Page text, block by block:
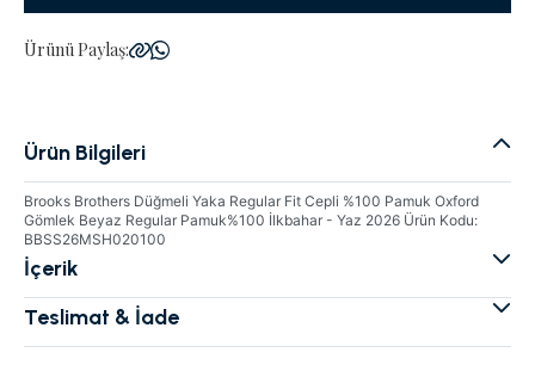
Ürünü Paylaş:
Ürün Bilgileri
Brooks Brothers Düğmeli Yaka Regular Fit Cepli %100 Pamuk Oxford
Gömlek Beyaz Regular Pamuk%100 İlkbahar - Yaz 2026 Ürün Kodu:
BBSS26MSH020100
İçerik
Teslimat & İade